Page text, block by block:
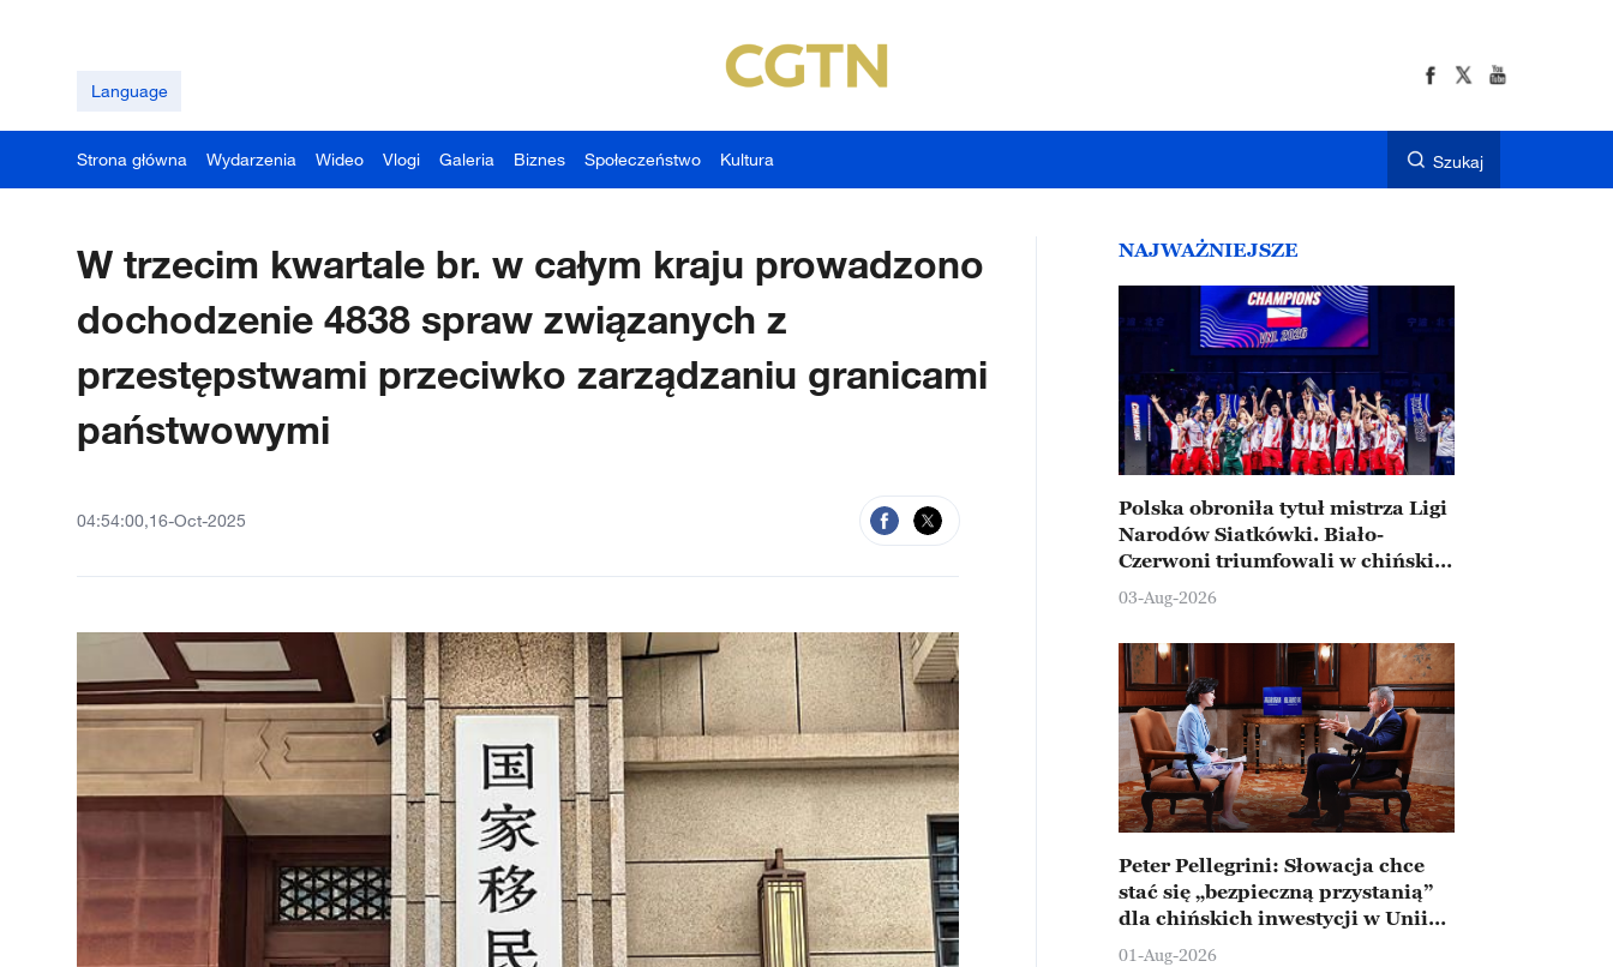
Language
Strona główna Wydarzenia Wideo Vlogi Galeria Biznes Społeczeństwo Kultura Szukaj
W trzecim kwartale br. w całym kraju prowadzono
dochodzenie 4838 spraw związanych z
przestępstwami przeciwko zarządzaniu granicami
państwowymi
04:54:00,16-Oct-2025
NAJWAŻNIEJSZE
Polska obroniła tytuł mistrza Ligi
Narodów Siatkówki. Biało-
Czerwoni triumfowali w chińskim
Ningbo
03-Aug-2026
Peter Pellegrini: Słowacja chce
stać się „bezpieczną przystanią”
dla chińskich inwestycji w Unii
Europejskiej
01-Aug-2026